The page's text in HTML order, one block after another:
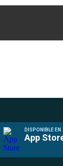
DISPONIBLE EN
App